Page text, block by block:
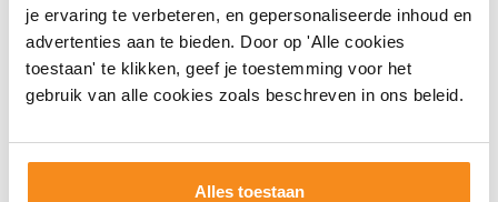
je ervaring te verbeteren, en gepersonaliseerde inhoud en
advertenties aan te bieden. Door op 'Alle cookies
toestaan' te klikken, geef je toestemming voor het
gebruik van alle cookies zoals beschreven in ons beleid.
Alles toestaan
8,95